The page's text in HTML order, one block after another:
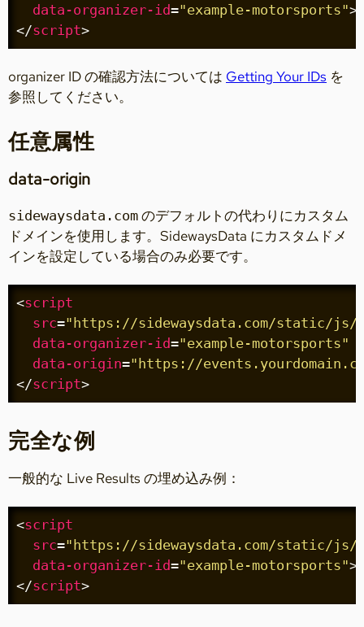
data-organizer-id="example-motorsports">
</script>
organizer ID の確認方法については Getting Your IDs を
参照してください。
任意属性
data-origin
sidewaysdata.com のデフォルトの代わりにカスタム
ドメインを使用します。SidewaysData にカスタムドメ
インを設定している場合のみ必要です。
<script
src="https://sidewaysdata.com/static/js/
data-organizer-id="example-motorsports"
data-origin="https://
</script>
完全な例
一般的な Live Results の埋め込み例：
<script
src="https://sidewaysdata.com/static/js/
data-organizer-id="example-motorsports">
</script>